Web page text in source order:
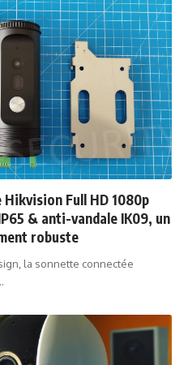
Full HD 1080p
& anti-vandale IK09, un
robuste
la sonnette connectée